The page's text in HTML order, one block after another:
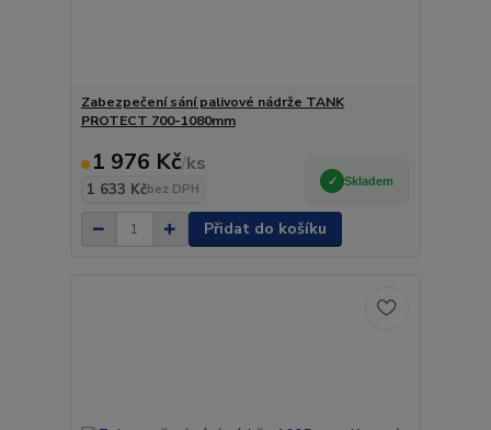
Zabezpečení sání palivové nádrže TANK
PROTECT 700-1080mm
1 976 Kč/ks
1 633 Kčbez DPH
Skladem
Přidat do košíku